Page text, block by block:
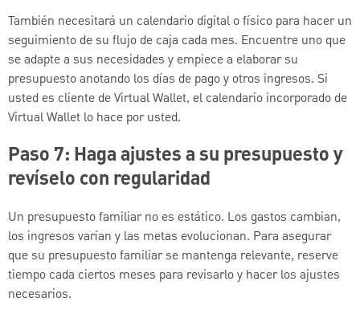
También necesitará un calendario digital o físico para hacer un
seguimiento de su flujo de caja cada mes. Encuentre uno que
se adapte a sus necesidades y empiece a elaborar su
presupuesto anotando los días de pago y otros ingresos. Si
usted es cliente de Virtual Wallet, el calendario incorporado de
Virtual Wallet lo hace por usted.
Paso 7: Haga ajustes a su presupuesto y
revíselo con regularidad
Un presupuesto familiar no es estático. Los gastos cambian,
los ingresos varían y las metas evolucionan. Para asegurar
que su presupuesto familiar se mantenga relevante, reserve
tiempo cada ciertos meses para revisarlo y hacer los ajustes
necesarios.